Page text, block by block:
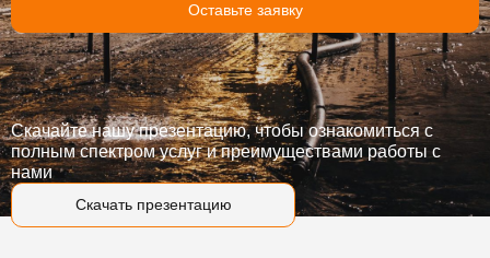
Оставьте заявку
Скачать презентацию
Скачайте нашу презентацию, чтобы ознакомиться с
полным спектром услуг и преимуществами работы с
нами